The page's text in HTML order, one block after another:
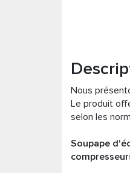
Nous
Le produit
selon les
Soupape